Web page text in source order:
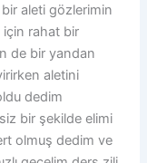
bir aleti gözlerimin
için rahat bir
de bir yandan
aletini
dedim
bir şekilde elimi
olmuş dedim ve